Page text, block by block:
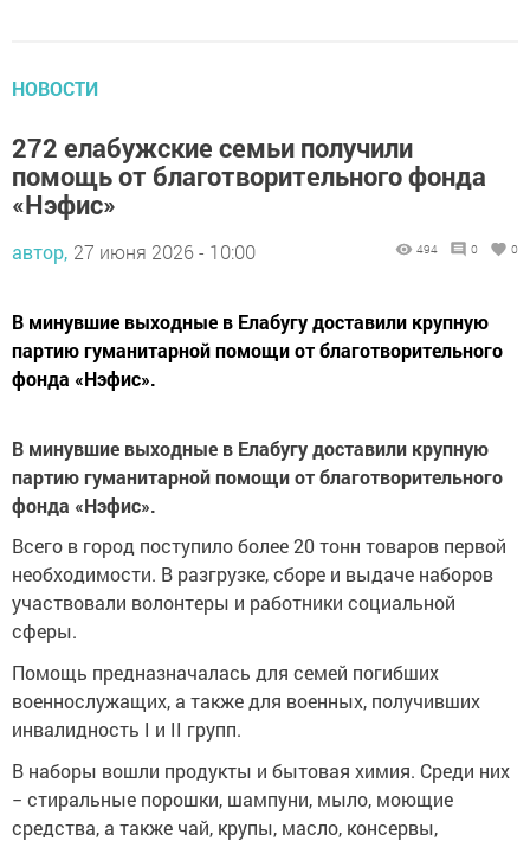
НОВОСТИ
272 елабужские семьи получили
помощь от благотворительного фонда
«Нэфис»
автор, 27 июня 2026 - 10:00 494 0 0
В минувшие выходные в Елабугу доставили крупную
партию гуманитарной помощи от благотворительного
фонда «Нэфис».
В минувшие выходные в Елабугу доставили крупную
партию гуманитарной помощи от благотворительного
фонда «Нэфис».
Всего в город поступило более 20 тонн товаров первой
необходимости. В разгрузке, сборе и выдаче наборов
участвовали волонтеры и работники социальной
сферы.
Помощь предназначалась для семей погибших
военнослужащих, а также для военных, получивших
инвалидность I и II групп.
В наборы вошли продукты и бытовая химия. Среди них
− стиральные порошки, шампуни, мыло, моющие
средства, а также чай, крупы, масло, консервы,